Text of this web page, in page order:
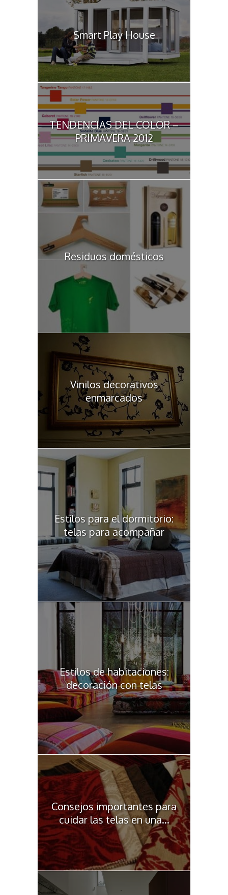
Smart Play House
TENDENCIAS DEL COLOR –
PRIMAVERA 2012
Residuos domésticos
Vinilos decorativos
enmarcados
Estilos para el dormitorio:
telas para acompañar
Estilos de habitaciones:
decoración con telas
Consejos importantes para
cuidar las telas en una...